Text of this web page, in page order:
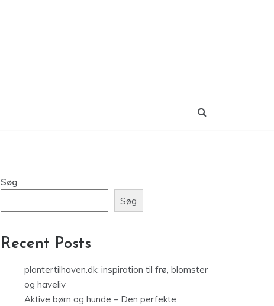
Søg
Søg
Recent Posts
plantertilhaven.dk: inspiration til frø, blomster
og haveliv
Aktive børn og hunde – Den perfekte